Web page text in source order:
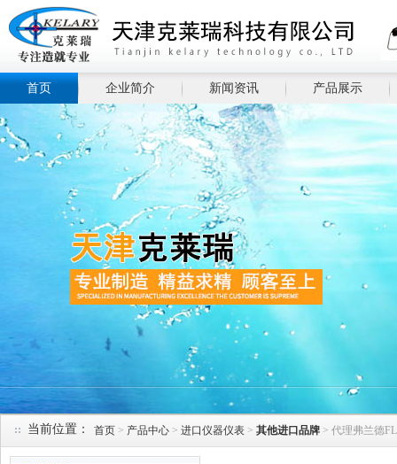
首页 企业简介 新闻资讯 产品展示
当前位置： 首页 > 产品中心 > 进口仪器仪表 > 其他进口品牌 > 代理弗兰德